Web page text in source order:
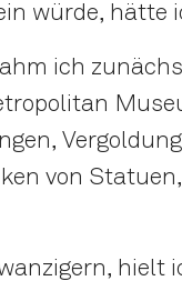
würde, hätte
ich
von
hielt